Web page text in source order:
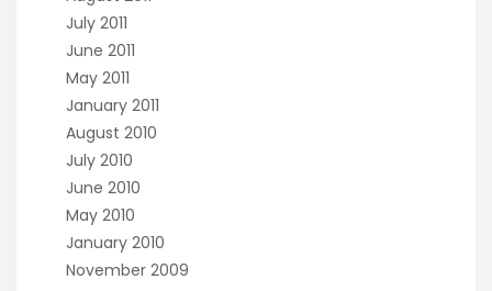
July 2011
June 2011
May 2011
January 2011
August 2010
July 2010
June 2010
May 2010
January 2010
November 2009